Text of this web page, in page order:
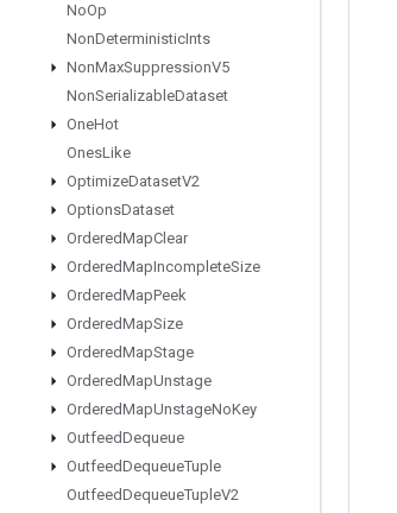
NoOp
NonDeterministicInts
NonMaxSuppressionV5
NonSerializableDataset
OneHot
OnesLike
OptimizeDatasetV2
OptionsDataset
OrderedMapClear
OrderedMapIncompleteSize
OrderedMapPeek
OrderedMapSize
OrderedMapStage
OrderedMapUnstage
OrderedMapUnstageNoKey
OutfeedDequeue
OutfeedDequeueTuple
OutfeedDequeueTupleV2